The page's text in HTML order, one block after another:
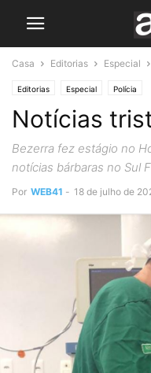
Casa Editorias Especial
Editorias Especial Polícia
Notícias
Bezerra fez estágio no
notícias bárbaras no Sul
Por WEB41 - 18 de julho de